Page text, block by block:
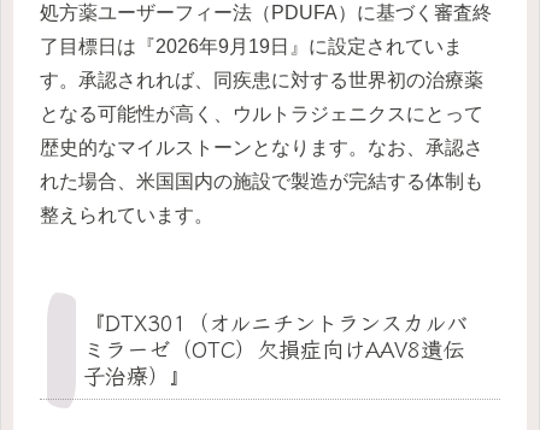
処方薬ユーザーフィー法（PDUFA）に基づく審査終
了目標日は『2026年9月19日』に設定されていま
す。承認されれば、同疾患に対する世界初の治療薬
となる可能性が高く、ウルトラジェニクスにとって
歴史的なマイルストーンとなります。なお、承認さ
れた場合、米国国内の施設で製造が完結する体制も
整えられています。
『DTX301（オルニチントランスカルバ
ミラーゼ（OTC）欠損症向けAAV8遺伝
子治療）』